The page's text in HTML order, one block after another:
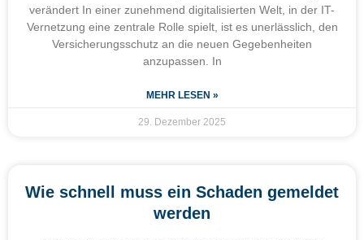
verändert In einer zunehmend digitalisierten Welt, in der IT-
Vernetzung eine zentrale Rolle spielt, ist es unerlässlich, den
Versicherungsschutz an die neuen Gegebenheiten
anzupassen. In
MEHR LESEN »
29. Dezember 2025
Wie schnell muss ein Schaden gemeldet
werden